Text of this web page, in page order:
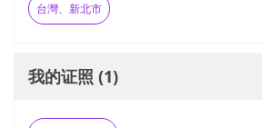
台灣、新北市
我的证照 (1)